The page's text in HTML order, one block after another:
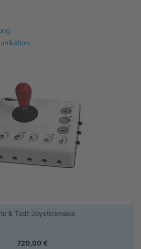
& Todt Joystickmaus
720,00 €